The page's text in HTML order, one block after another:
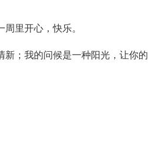
里开心，快乐。
新；我的问候是一种阳光，让你的